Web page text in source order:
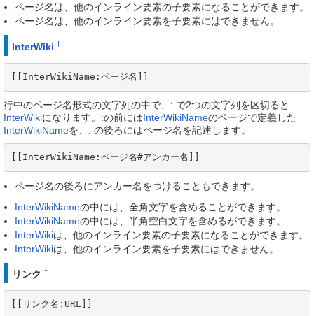
ページ名は、他のインライン要素の子要素になることができます。
ページ名は、他のインライン要素を子要素にはできません。
InterWiki †
[[InterWikiName:ページ名]]
行中のページ名形式の文字列の中で、: で2つの文字列を区切ると
InterWikiになります。:の前にはInterWikiNameのページで定義した
InterWikiNameを、: の後ろにはページ名を記述します。
[[InterWikiName:ページ名#アンカー名]]
ページ名の後ろにアンカー名をつけることもできます。
InterWikiNameの中には、全角文字を含めることができます。
InterWikiNameの中には、半角空白文字を含めるができます。
InterWikiは、他のインライン要素の子要素になることができます。
InterWikiは、他のインライン要素を子要素にはできません。
リンク †
[[リンク名:URL]]